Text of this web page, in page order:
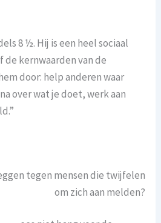
8 ½. Hij is een heel sociaal
de kernwaarden van de
door: help anderen waar
over wat je doet, werk aan
tegen mensen die twijfelen
om zich aan melden?